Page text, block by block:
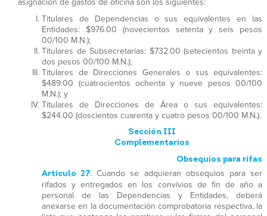
asignación de gastos de oficina son los siguientes:
Titulares de Dependencias o sus equivalentes en las
Entidades: $976.00 (novecientos setenta y seis pesos
00/100 M.N.);
Titulares de Subsecretarías: $732.00 (setecientos treinta y
dos pesos 00/100 M.N.);
Titulares de Direcciones Generales o sus equivalentes:
$489.00 (cuatrocientos ochenta y nueve pesos 00/100
M.N.); y
Titulares de Direcciones de Área o sus equivalentes:
$244.00 (doscientos cuarenta y cuatro pesos 00/100 M.N.).
Sección III
Complementarios
Obsequios para rifas
Artículo 27.Cuando se adquieran obsequios para ser
rifados y entregados en los convivios de fin de año a
personal de las Dependencias y Entidades, deberá
anexarse en la documentación comprobatoria respectiva, la